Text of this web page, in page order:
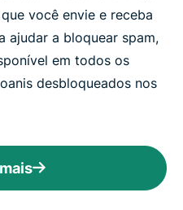
você envie e receba
ajudar a bloquear spam,
em todos os
desbloqueados nos